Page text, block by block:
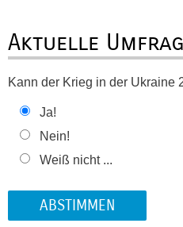
Aktuelle
Kann der Krieg in der Ukraine
Ja!
Nein!
Weiß nicht ...